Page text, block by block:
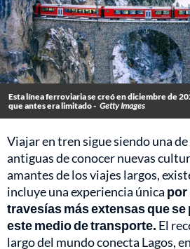
Esta línea ferroviaria se creó en diciembre de
que antes era limitado - Getty Images
Viajar en tren sigue siendo una
antiguas de conocer nuevas
amantes de los viajes largos,
incluye una experiencia única por
travesías más extensas que se
este medio de transporte. El
largo del mundo conecta Lagos,